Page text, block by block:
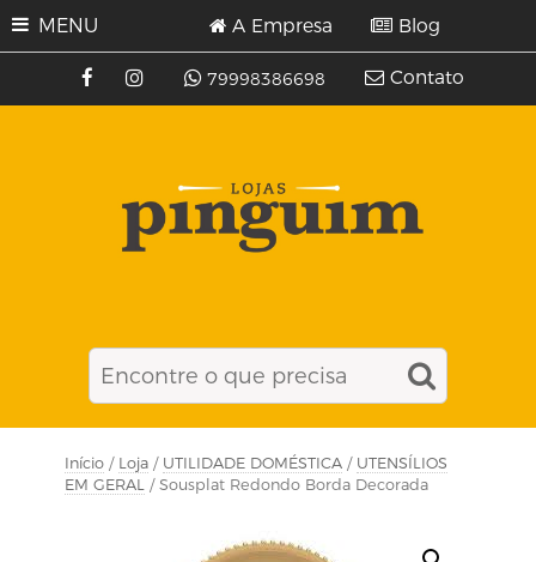
MENU
79998386698
A Empresa Blog
Contato
Início / Loja / UTILIDADE DOMÉSTICA / UTENSÍLIOS
EM GERAL / Sousplat Redondo Borda Decorada